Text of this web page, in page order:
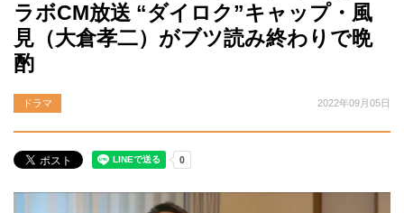
ラボCM放送 “ダイロク”キャップ・風
見（大倉孝二）がブツ読み終わりで晩
酌
ドラマ 2022年09月05日